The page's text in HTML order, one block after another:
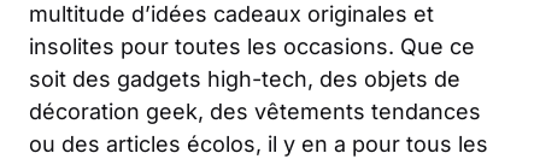
multitude d’idées cadeaux originales et
insolites pour toutes les occasions. Que ce
soit des gadgets high-tech, des objets de
décoration geek, des vêtements tendances
ou des articles écolos, il y en a pour tous les